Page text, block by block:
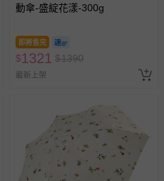
動傘-盛綻花漾-300g
即將售完
$1321 $1390
最新上架